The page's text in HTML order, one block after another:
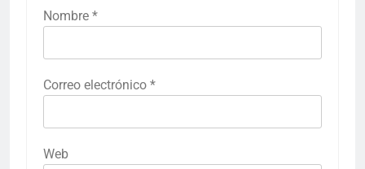
Nombre *
Correo electrónico *
Web